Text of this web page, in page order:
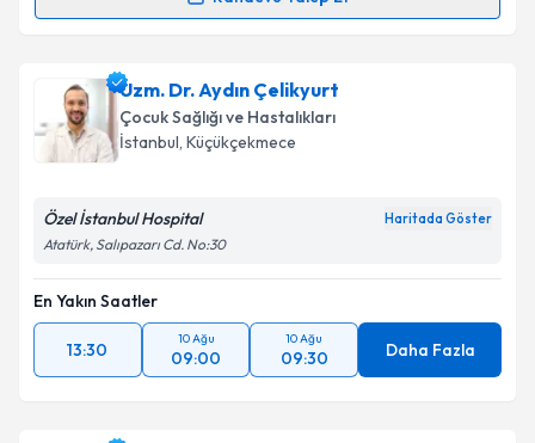
takvim hazırlandığında e-posta ile bilgilendireceğiz.
E-posta Adresiniz
Kişisel verilerimin işlenmesine ilişkin
Metni'ni okudum ve kişisel verilerimin belirtilen
kapsamda işlenmesini kabul ediyorum.
Takvim Talebini Gönder
Uzm. Dr. Aydın Çelikyurt
Çocuk Sağlığı ve Hastalıkları
İstanbul, Küçükçekmece
Özel İstanbul Hospital Haritada Göster
Atatürk, Salıpazarı Cd. No:30
En Yakın Saatler
13:30
10 Ağu
09:00
10 Ağu
09:30 Daha Fazla